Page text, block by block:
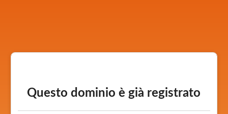
Questo dominio è già registrato